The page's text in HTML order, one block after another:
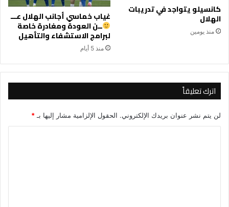
كانسيلو يتواجد في تدريبات
الهلال
منذ يومين
غياب خماسي أجانب الهلال عـــ
ــن العودة ومغادرة خاصة
لبرامج الاستشفاء والتأهيل
منذ 5 أيام
اترك تعليقاً
لن يتم نشر عنوان بريدك الإلكتروني. الحقول الإلزامية مشار إليها بـ *